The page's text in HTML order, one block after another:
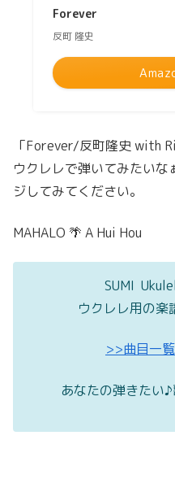
Forever
反町 隆史
「Forever/反町隆史 with
ウクレレで弾いてみたい
ジしてみてください。
MAHALO 🌴 A Hui Hou
SUMI
ウクレレ用の楽
>>曲目一
あなたの弾きたい